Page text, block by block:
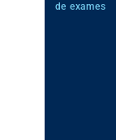
de exames